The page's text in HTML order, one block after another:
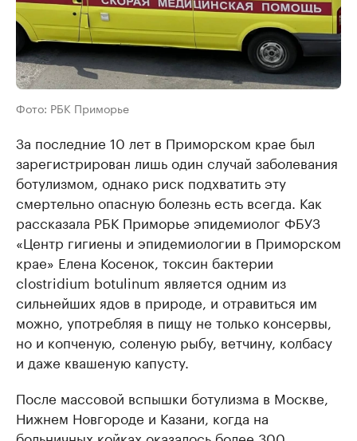
Фото: РБК Приморье
За последние 10 лет в Приморском крае был
зарегистрирован лишь один случай заболевания
ботулизмом, однако риск подхватить эту
смертельно опасную болезнь есть всегда. Как
рассказала РБК Приморье эпидемиолог ФБУЗ
«Центр гигиены и эпидемиологии в Приморском
крае» Елена Косенок, токсин бактерии
сlostridium botulinum является одним из
сильнейших ядов в природе, и отравиться им
можно, употребляя в пищу не только консервы,
но и копченую, соленую рыбу, ветчину, колбасу
и даже квашеную капусту.
После массовой вспышки ботулизма в Москве,
Нижнем Новгороде и Казани, когда на